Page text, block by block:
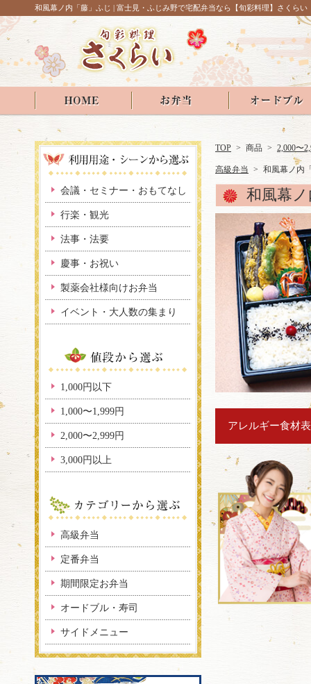
和風幕ノ内「藤」ふじ | 富士見・ふじみ野で宅配弁当なら【旬彩料理】さくらい
TOP > 商品 > 2,000〜
高級弁当 > 和風幕ノ内
和風幕
アレルギー食材
会議・セミナー・おもてなし
行楽・観光
法事・法要
慶事・お祝い
製薬会社様向けお弁当
イベント・大人数の集まり
1,000円以下
1,000〜1,999円
2,000〜2,999円
3,000円以上
高級弁当
定番弁当
期間限定お弁当
オードブル・寿司
サイドメニュー